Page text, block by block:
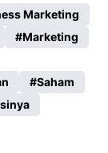
Marketing
Marketing
Saham